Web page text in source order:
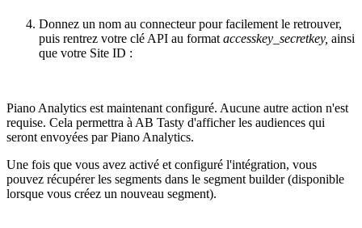
Donnez un nom au connecteur pour facilement le retrouver,
puis rentrez votre clé API au format accesskey_secretkey, ainsi
que votre Site ID :
Piano Analytics est maintenant configuré. Aucune autre action n'est
requise. Cela permettra à AB Tasty d'afficher les audiences qui
seront envoyées par Piano Analytics.
Une fois que vous avez activé et configuré l'intégration, vous
pouvez récupérer les segments dans le segment builder (disponible
lorsque vous créez un nouveau segment).